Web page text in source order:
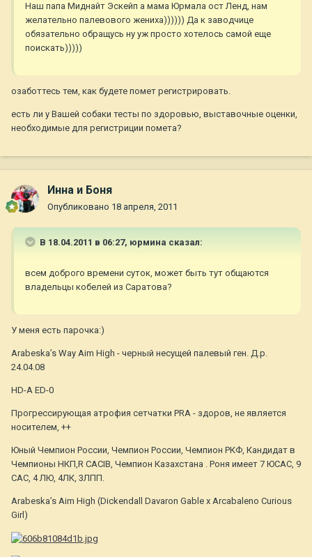
Наш папа Миднайт Эскейп а мама Юрмала ост Ленд, нам
желательно палевового жениха)))))) Да к заводчице
обязательно обращусь ну уж просто хотелось самой еще
поискать)))))
озаботтесь тем, как будете помет регистрировать.
есть ли у Вашей собаки тесты по здоровью, выставочные оценки,
необходимые для регистриции помета?
Инна и Боня
Опубликовано 18 апреля, 2011
В 18.04.2011 в 06:27, юрмина сказал:
всем доброго времени суток, может быть тут общаются
владельцы кобелей из Саратова?
У меня есть парочка:)
Arabeska’s Way Aim High - черный несущей палевый ген. Д.р.
24.04.08
HD-A ED-0
Прогрессирующая атрофия сетчатки PRA - здоров, не является
носителем, ++
Юный Чемпион России, Чемпион России, Чемпион РКФ, Кандидат в
Чемпионы НКП,R CACIB, Чемпион Казахстана . Роня имеет 7 ЮСАС, 9
САС, 4 ЛЮ, 4ЛК, 3ЛПП.
Arabeska’s Aim High (Dickendall Davaron Gable x Arcabaleno Curious
Girl)